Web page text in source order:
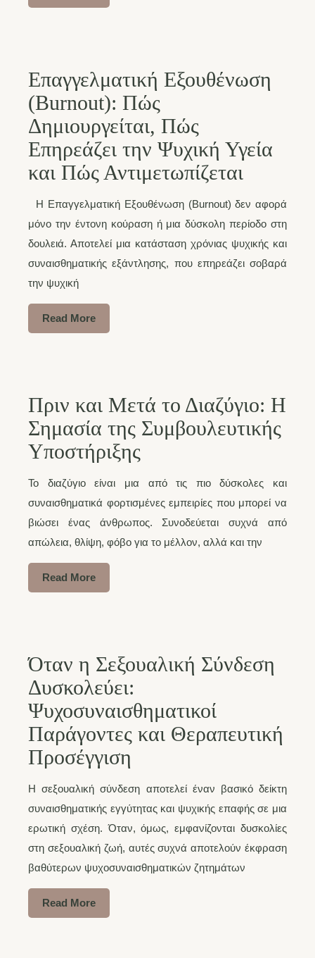
Επαγγελματική Εξουθένωση
(Burnout): Πώς
Δημιουργείται, Πώς
Επηρεάζει την Ψυχική Υγεία
και Πώς Αντιμετωπίζεται
Η Επαγγελματική Εξουθένωση (Burnout) δεν αφορά
μόνο την έντονη κούραση ή μια δύσκολη περίοδο στη
δουλειά. Αποτελεί μια κατάσταση χρόνιας ψυχικής και
συναισθηματικής εξάντλησης, που επηρεάζει σοβαρά
την ψυχική
Read More
Πριν και Μετά το Διαζύγιο: Η
Σημασία της Συμβουλευτικής
Υποστήριξης
Το διαζύγιο είναι μια από τις πιο δύσκολες και
συναισθηματικά φορτισμένες εμπειρίες που μπορεί να
βιώσει ένας άνθρωπος. Συνοδεύεται συχνά από
απώλεια, θλίψη, φόβο για το μέλλον, αλλά και την
Read More
Όταν η Σεξουαλική Σύνδεση
Δυσκολεύει:
Ψυχοσυναισθηματικοί
Παράγοντες και Θεραπευτική
Προσέγγιση
Η σεξουαλική σύνδεση αποτελεί έναν βασικό δείκτη
συναισθηματικής εγγύτητας και ψυχικής επαφής σε μια
ερωτική σχέση. Όταν, όμως, εμφανίζονται δυσκολίες
στη σεξουαλική ζωή, αυτές συχνά αποτελούν έκφραση
βαθύτερων ψυχοσυναισθηματικών ζητημάτων
Read More